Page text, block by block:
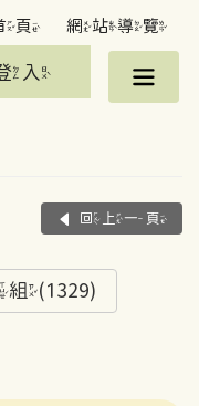
頁 網站導覽
入
回上一頁
(1329)